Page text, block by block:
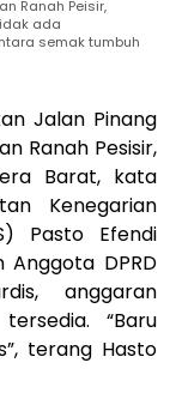
Ranah Peisir,
ada
semak tumbuh
Jalan Pinang
Ranah Pesisir,
Barat, kata
Kenegarian
Pasto Efendi
Anggota DPRD
anggaran
“Baru
terang Hasto